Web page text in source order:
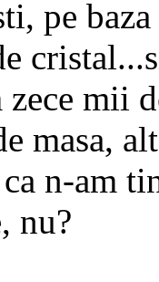
pe
zece mii
masa,
n-am
nu?